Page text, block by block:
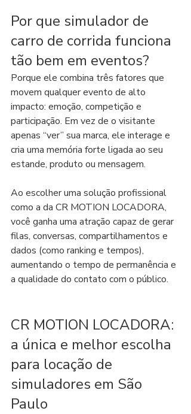
Por que simulador de
carro de corrida funciona
tão bem em eventos?
Porque ele combina três fatores que
movem qualquer evento de alto
impacto: emoção, competição e
participação. Em vez de o visitante
apenas “ver” sua marca, ele interage e
cria uma memória forte ligada ao seu
estande, produto ou mensagem.
Ao escolher uma solução profissional
como a da CR MOTION LOCADORA,
você ganha uma atração capaz de gerar
filas, conversas, compartilhamentos e
dados (como ranking e tempos),
aumentando o tempo de permanência e
a qualidade do contato com o público.
CR MOTION LOCADORA:
a única e melhor escolha
para locação de
simuladores em São
Paulo